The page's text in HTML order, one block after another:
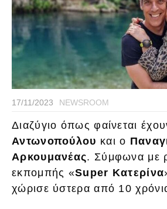
17/11/2023 NEWSROOM
Διαζύγιο όπως φαίνεται
Αντωνοπούλου και ο
Αρκουμανέας. Σύμφωνα με
εκπομπής «Super Κατερίνα
χώρισε ύστερα από 10